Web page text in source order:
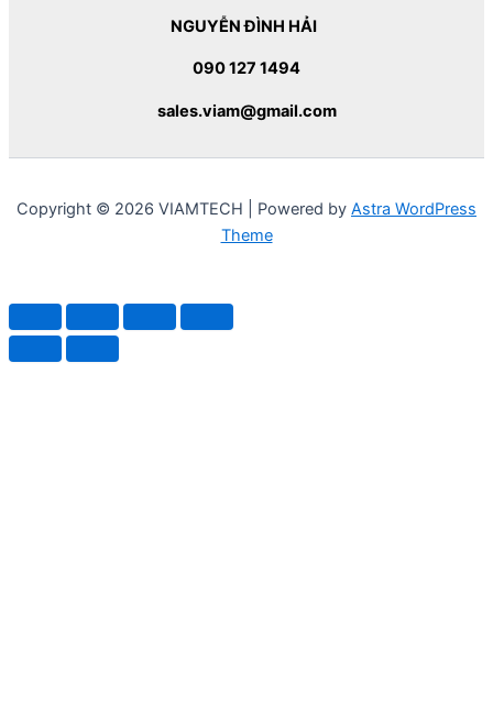
NGUYỄN ĐÌNH HẢI
090 127 1494
sales.viam@gmail.com
Copyright © 2026 VIAMTECH | Powered by Astra WordPress
Theme